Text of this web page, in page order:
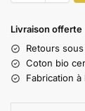
Livraison offerte
Retours
Coton bio
Fabrication à